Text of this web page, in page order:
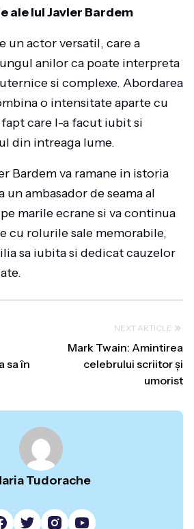
ale lui Javier Bardem
un actor versatil, care a
anilor ca poate interpreta
si complexe. Abordarea
o intensitate aparte cu
care l-a facut iubit si
din intreaga lume.
Bardem va ramane in istoria
ambasador de seama al
marile ecrane si va continua
cu rolurile sale memorabile,
sa iubita si dedicat cauzelor
sa în
NEXT ARTICLE
Mark Twain: Amintirea
celebrului scriitor și
umorist
Tudorache